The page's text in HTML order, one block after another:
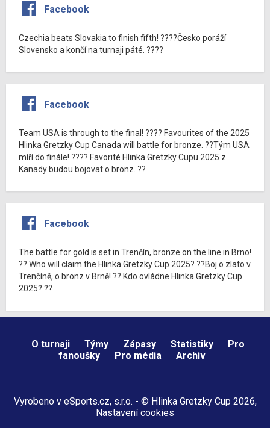
Facebook
Czechia beats Slovakia to finish fifth! ????Česko poráží
Slovensko a končí na turnaji páté. ????
Facebook
Team USA is through to the final! ???? Favourites of the 2025
Hlinka Gretzky Cup Canada will battle for bronze. ??Tým USA
míří do finále! ???? Favorité Hlinka Gretzky Cupu 2025 z
Kanady budou bojovat o bronz. ??
Facebook
The battle for gold is set in Trenčín, bronze on the line in Brno!
?? Who will claim the Hlinka Gretzky Cup 2025? ??Boj o zlato v
Trenčíně, o bronz v Brně! ?? Kdo ovládne Hlinka Gretzky Cup
2025? ??
O turnaji Týmy Zápasy Statistiky
Pro
fanoušky
Pro média Archiv
Vyrobeno v eSports.cz, s.r.o. - © Hlinka Gretzky Cup 2026,
Nastavení cookies